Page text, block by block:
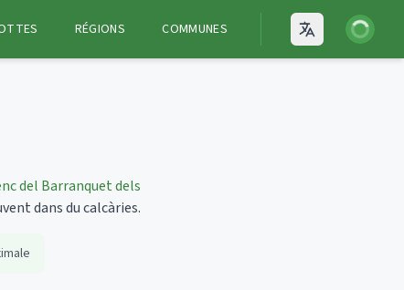
RÉGIONS COMMUNES Open
Connexion
del Barranquet dels
dans du calcàries.